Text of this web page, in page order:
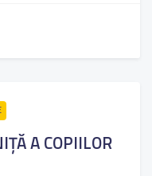
A COPIILOR